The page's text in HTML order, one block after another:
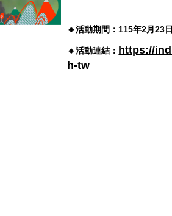
🔸活動期間：115年2月23
🔸活動連結： https://
h-tw